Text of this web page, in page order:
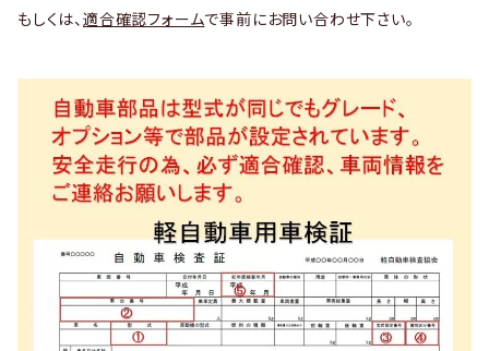
もしくは、 適合確認フォームで事前にお問い合わせ下さい。